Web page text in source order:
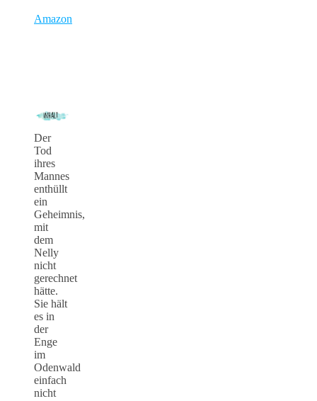
Amazon
Der
Tod
ihres
Mannes
enthüllt
ein
Geheimnis,
mit
dem
Nelly
nicht
gerechnet
hätte.
Sie hält
es in
der
Enge
im
Odenwald
einfach
nicht